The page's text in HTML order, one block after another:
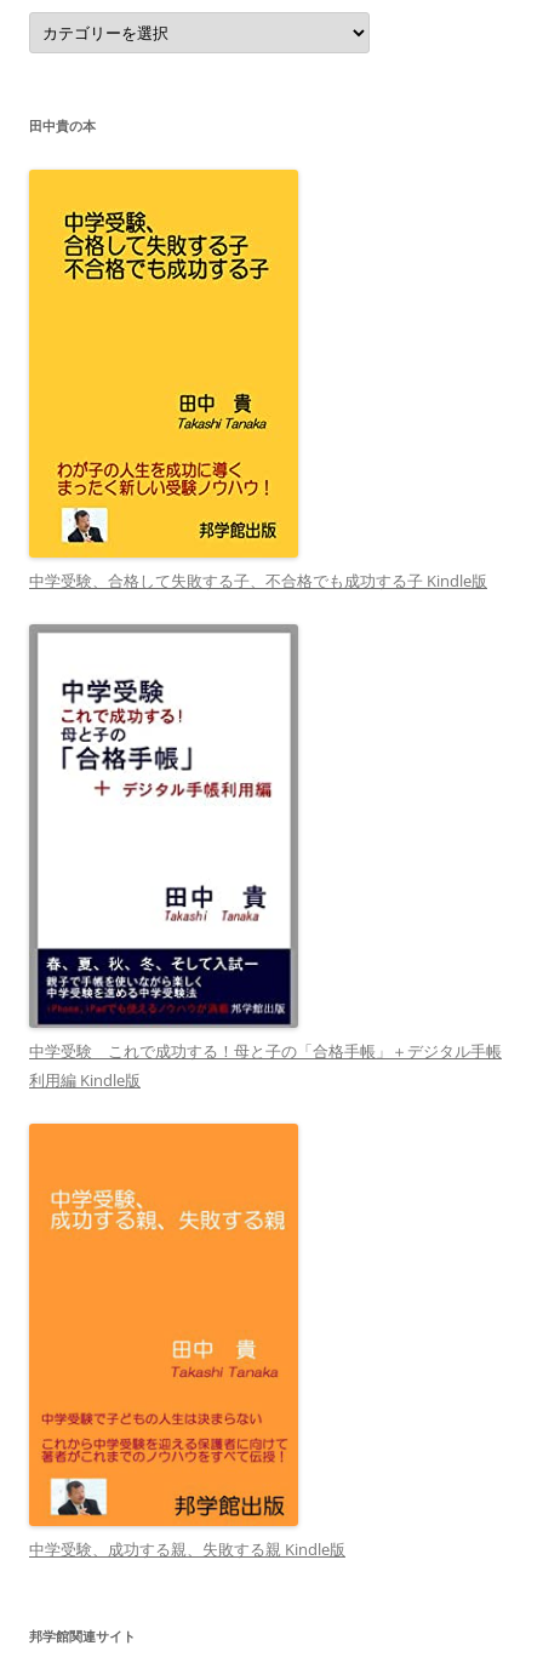
カ
テ
ゴ
田中貴の本
中学受験、合格して失敗する子、不合格でも成功する子 Kindle版
中学受験 これで成功する！母と子の「合格手帳」＋デジタル手帳
利用編 Kindle版
中学受験、成功する親、失敗する親 Kindle版
邦学館関連サイト